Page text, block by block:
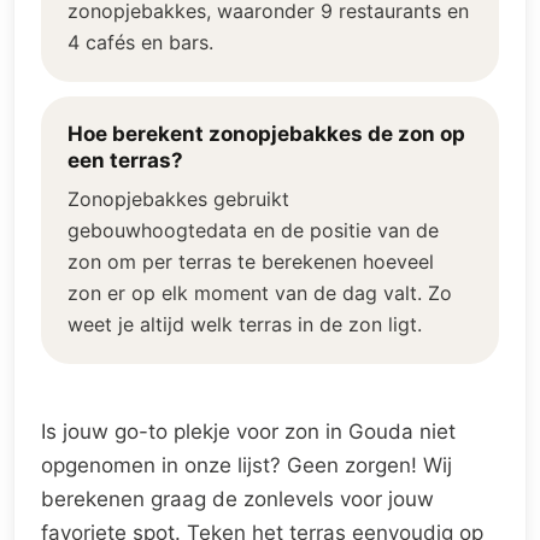
zonopjebakkes, waaronder 9 restaurants en
4 cafés en bars.
Hoe berekent zonopjebakkes de zon op
een terras?
Zonopjebakkes gebruikt
gebouwhoogtedata en de positie van de
zon om per terras te berekenen hoeveel
zon er op elk moment van de dag valt. Zo
weet je altijd welk terras in de zon ligt.
Is jouw go-to plekje voor zon in Gouda niet
opgenomen in onze lijst? Geen zorgen! Wij
berekenen graag de zonlevels voor jouw
favoriete spot. Teken het terras eenvoudig op